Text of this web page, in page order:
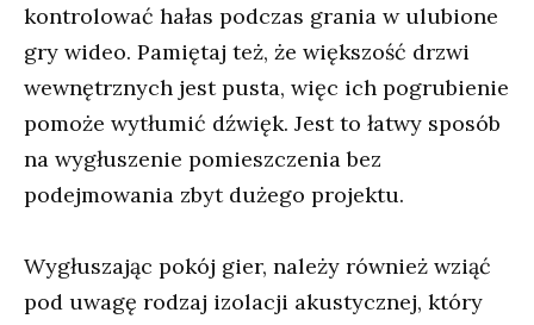
kontrolować hałas podczas grania w ulubione
gry wideo. Pamiętaj też, że większość drzwi
wewnętrznych jest pusta, więc ich pogrubienie
pomoże wytłumić dźwięk. Jest to łatwy sposób
na wygłuszenie pomieszczenia bez
podejmowania zbyt dużego projektu.
Wygłuszając pokój gier, należy również wziąć
pod uwagę rodzaj izolacji akustycznej, który